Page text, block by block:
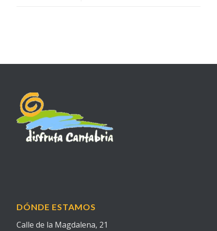
DÓNDE ESTAMOS
Calle de la Magdalena, 21